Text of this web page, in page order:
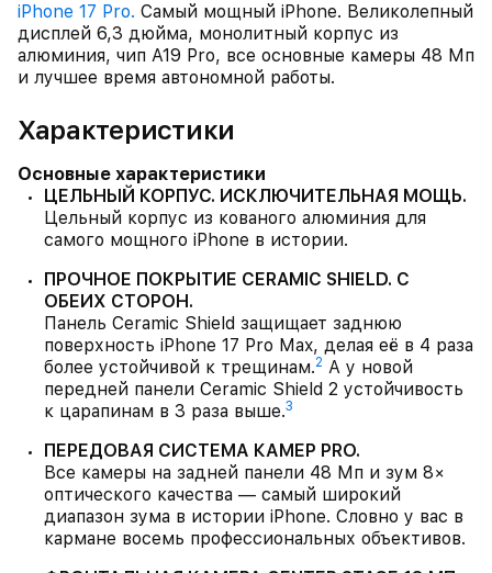
iPhone 17 Pro. Самый мощный iPhone. Великолепный
дисплей 6,3 дюйма, монолитный корпус из
алюминия, чип A19 Pro, все основные камеры 48 Мп
и лучшее время автономной работы.
Характеристики
Основные характеристики
ЦЕЛЬНЫЙ КОРПУС. ИСКЛЮЧИТЕЛЬНАЯ МОЩЬ.
Цельный корпус из кованого алюминия для
самого мощного iPhone в истории.
ПРОЧНОЕ ПОКРЫТИЕ CERAMIC SHIELD. С
ОБЕИХ СТОРОН.
Панель Ceramic Shield защищает заднюю
поверхность iPhone 17 Pro Max, делая её в 4 раза
более устойчивой к трещинам.2 А у новой
передней панели Ceramic Shield 2 устойчивость
к царапинам в 3 раза выше.3
ПЕРЕДОВАЯ СИСТЕМА КАМЕР PRO.
Все камеры на задней панели 48 Мп и зум 8×
оптического качества — самый широкий
диапазон зума в истории iPhone. Словно у вас в
кармане восемь профессиональных объективов.